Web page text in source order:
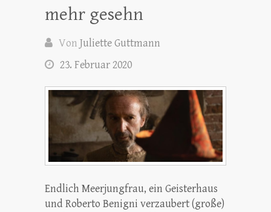
mehr gesehn
Von Juliette Guttmann
23. Februar 2020
Endlich Meerjungfrau, ein Geisterhaus
und Roberto Benigni verzaubert (große)